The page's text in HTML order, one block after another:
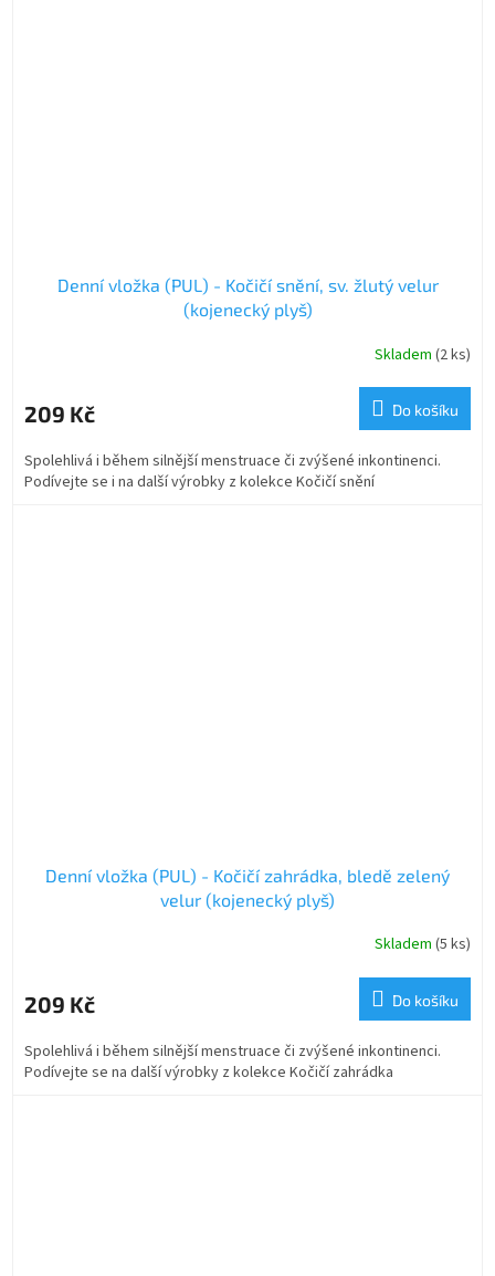
Denní vložka (PUL) - Kočičí snění, sv. žlutý velur
(kojenecký plyš)
Skladem (2 ks)
209 Kč Do košíku
Spolehlivá i během silnější menstruace či zvýšené inkontinenci.
Podívejte se i na další výrobky z kolekce Kočičí snění
Denní vložka (PUL) - Kočičí zahrádka, bledě zelený
velur (kojenecký plyš)
Skladem (5 ks)
209 Kč Do košíku
Spolehlivá i během silnější menstruace či zvýšené inkontinenci.
Podívejte se na další výrobky z kolekce Kočičí zahrádka